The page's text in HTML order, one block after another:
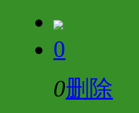
0
0删除